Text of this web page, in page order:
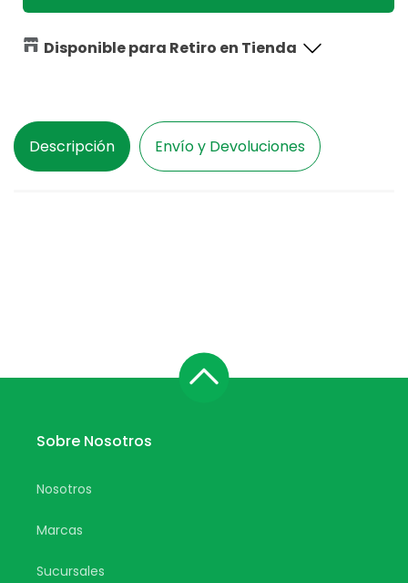
Roja
Con
Roja
Con
Disponible para Retiro en Tienda
Descripción Envío y Devoluciones
Sobre Nosotros
Nosotros
Marcas
Sucursales